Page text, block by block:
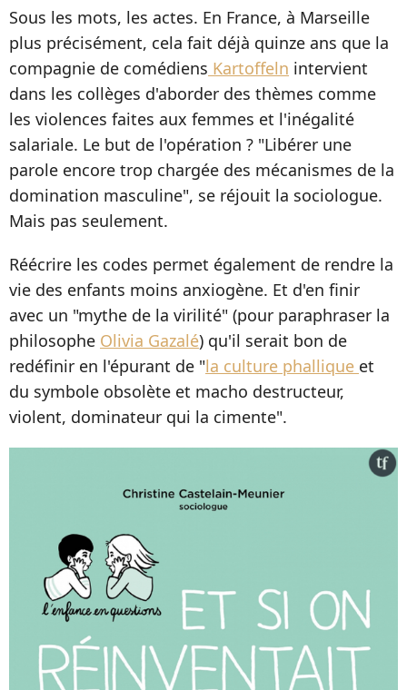
Sous les mots, les actes. En France, à Marseille
plus précisément, cela fait déjà quinze ans que la
compagnie de comédiens Kartoffeln intervient
dans les collèges d'aborder des thèmes comme
les violences faites aux femmes et l'inégalité
salariale. Le but de l'opération ? "Libérer une
parole encore trop chargée des mécanismes de la
domination masculine", se réjouit la sociologue.
Mais pas seulement.
Réécrire les codes permet également de rendre la
vie des enfants moins anxiogène. Et d'en finir
avec un "mythe de la virilité" (pour paraphraser la
philosophe Olivia Gazalé) qu'il serait bon de
redéfinir en l'épurant de "la culture phallique et
du symbole obsolète et macho destructeur,
violent, dominateur qui la cimente".